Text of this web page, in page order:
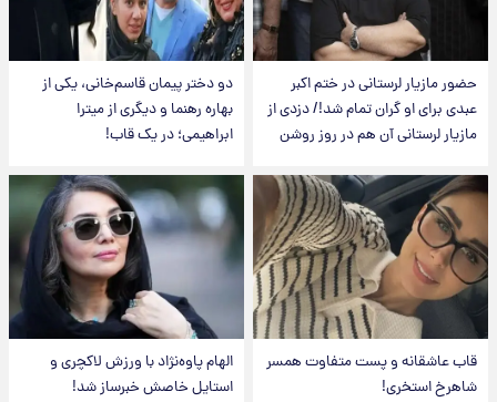
حضور مازیار لرستانی در ختم اکبر
عبدی برای او گران تمام شد!/ دزدی از
مازیار لرستانی آن هم در روز روشن
دو دختر پیمان قاسم‌خانی، یکی از
بهاره رهنما و دیگری از میترا
ابراهیمی؛ در یک قاب!
قاب عاشقانه و پست متفاوت همسر
شاهرخ استخری!
الهام پاوه‌نژاد با ورزش لاکچری و
استایل خاصش خبرساز شد!